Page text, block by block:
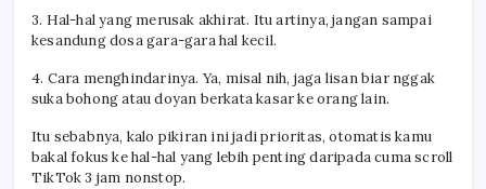
3. Hal-hal yang merusak akhirat. Itu artinya, jangan sampai
kesandung dosa gara-gara hal kecil.
4. Cara menghindarinya. Ya, misal nih, jaga lisan biar nggak
suka bohong atau doyan berkata kasar ke orang lain.
Itu sebabnya, kalo pikiran ini jadi prioritas, otomatis kamu
bakal fokus ke hal-hal yang lebih penting daripada cuma scroll
TikTok 3 jam nonstop.